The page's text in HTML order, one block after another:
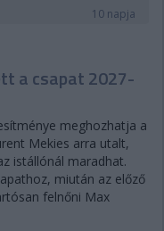
10 napja
a csapat 2027-
meghozhatja a
Mekies arra utalt,
istállónál maradhat.
miután az előző
felnőni Max